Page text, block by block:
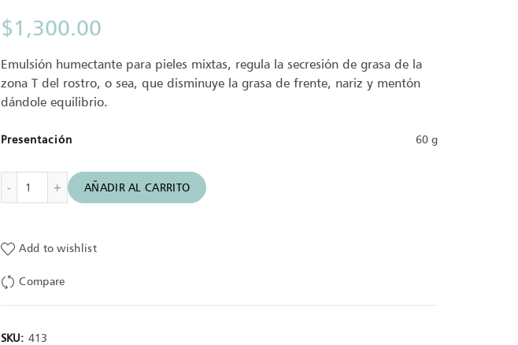
$1,300.00
Emulsión humectante para pieles mixtas, regula la secresión de grasa de la
zona T del rostro, o sea, que disminuye la grasa de frente, nariz y mentón
dándole equilibrio.
Presentación 60 g
Crema De Día Equilibrante cantidad
AÑADIR AL CARRITO
Add to wishlist
Compare
SKU: 413